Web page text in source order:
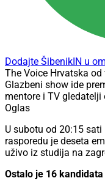
Dodajte ŠibenikIN u
The Voice Hrvatska
Glazbeni show ide
mentore i TV
Oglas
U subotu od 20:15 sati
rasporedu je deseta
uživo iz studija na
Ostalo je 16 kandidata